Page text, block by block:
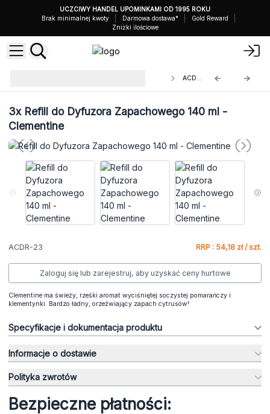
UCZCIWY HANDEL UPOMINKAMI OD 1995 ROKU
Brak minimalnej kwoty
Darmowa dostawa*
Gold Reward
Zniżki ilościowe
ACDR-23
3xRefill do Dyfuzora Zapachowego 140 ml -
Clementine
ACDR-23 RRP : 54,18 zł / szt.
Zaloguj się lub zarejestruj, aby uzyskać ceny hurtowe
Clementine ma świeży, rześki aromat wyciśniętej soczystej pomarańczy i
klementynki. Bardzo ładny, orzeźwiający zapach cytrusów!
Specyfikacje i dokumentacja produktu
Informacje o dostawie
Polityka zwrotów
Bezpieczne płatności: